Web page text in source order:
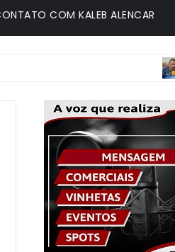
COM KALEB ALENCAR